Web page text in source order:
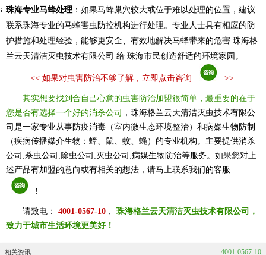
珠海专业马蜂处理 ：如果马蜂巢穴较大或位于难以处理的位置，建议
联系珠海专业的马蜂害虫防控机构进行处理。专业人士具有相应的防
护措施和处理经验，能够更安全、有效地解决马蜂带来的危害 珠海格
兰云天清洁灭虫技术有限公司 给 珠海市民创造舒适的环境家园。
<< 如果对虫害防治不够了解，立即点击咨询 >>
其实想要找到合自己心意的虫害防治加盟很简单，最重要的在于
您是否有选择一个好的消杀公司
，珠海格兰云天清洁灭虫技术有限公
司是一家专业从事防疫消毒（室内微生态环境整治）和病媒生物防制
（疾病传播媒介生物：蟑、鼠、蚊、蝇）的专业机构。主要提供消杀
公司,杀虫公司,除虫公司,灭虫公司,病媒生物防治等服务。如果您对上
述产品有加盟的意向或有相关的想法，请马上联系我们的客服
!
请致电： 4001-0567-10 ， 珠海格兰云天清洁灭虫技术有限公司，
致力于城市生活环境更美好！
相关资讯 4001-0567-10